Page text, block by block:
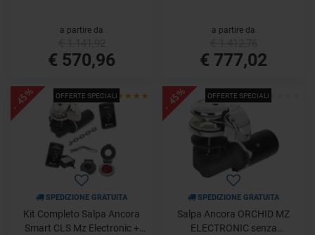
a partire da
€ 570,96
a partire da
€ 777,02
OFFERTE SPECIALI
- 45%
SPEDIZIONE GRATUITA
Kit Completo Salpa Ancora
Smart CLS Mz Electronic +
OFFERTE SPECIALI
- 45%
SPEDIZIONE GRATUITA
Salpa Ancora ORCHID MZ
ELECTRONIC senza